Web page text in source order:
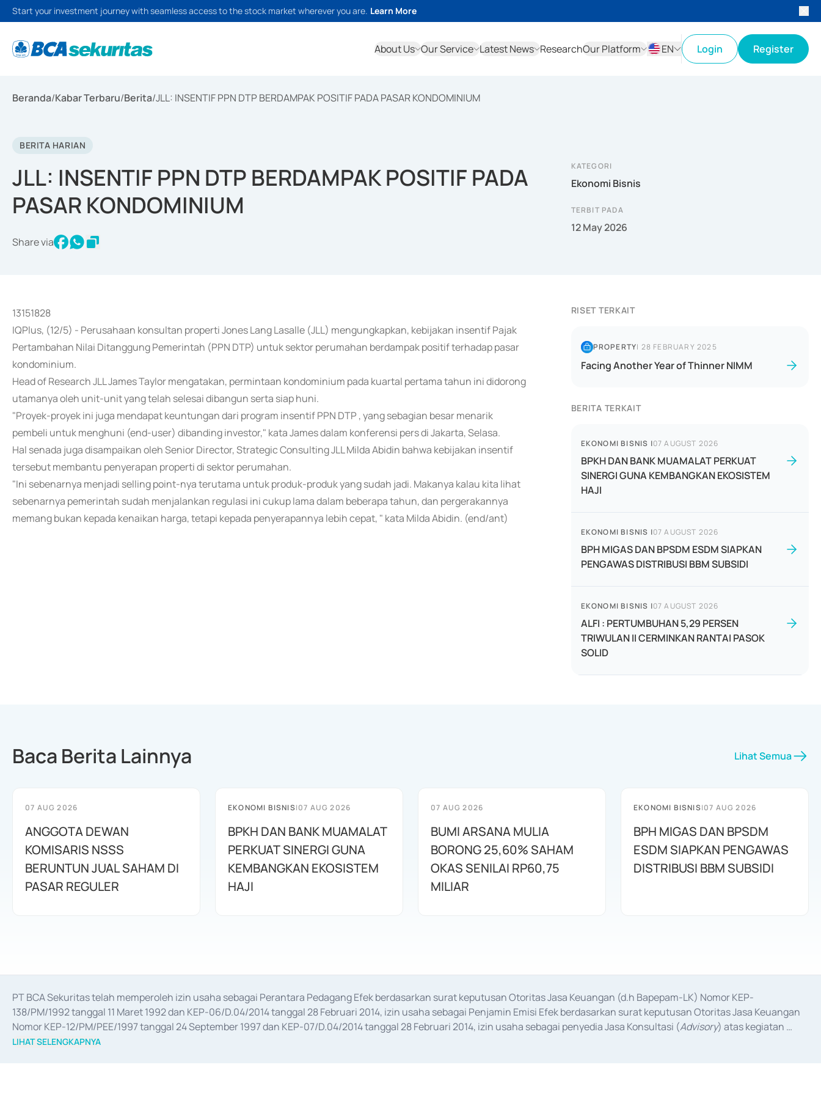
Start your investment journey with seamless access to the stock market wherever you are. Learn More
About Us Our Service Latest News ResearchOur Platform
EN
Login Register
Beranda/Kabar Terbaru/Berita/JLL: INSENTIF PPN DTP BERDAMPAK POSITIF PADA PASAR KONDOMINIUM
BERITA HARIAN
JLL: INSENTIF PPN DTP BERDAMPAK POSITIF PADA
PASAR KONDOMINIUM
Share via
KATEGORI
Ekonomi Bisnis
TERBIT PADA
12 May 2026
13151828
IQPlus, (12/5) - Perusahaan konsultan properti Jones Lang Lasalle (JLL) mengungkapkan, kebijakan insentif Pajak
Pertambahan Nilai Ditanggung Pemerintah (PPN DTP) untuk sektor perumahan berdampak positif terhadap pasar
kondominium.
Head of Research JLL James Taylor mengatakan, permintaan kondominium pada kuartal pertama tahun ini didorong
utamanya oleh unit-unit yang telah selesai dibangun serta siap huni.
"Proyek-proyek ini juga mendapat keuntungan dari program insentif PPN DTP , yang sebagian besar menarik
pembeli untuk menghuni (end-user) dibanding investor," kata James dalam konferensi pers di Jakarta, Selasa.
Hal senada juga disampaikan oleh Senior Director, Strategic Consulting JLL Milda Abidin bahwa kebijakan insentif
tersebut membantu penyerapan properti di sektor perumahan.
"Ini sebenarnya menjadi selling point-nya terutama untuk produk-produk yang sudah jadi. Makanya kalau kita lihat
sebenarnya pemerintah sudah menjalankan regulasi ini cukup lama dalam beberapa tahun, dan pergerakannya
memang bukan kepada kenaikan harga, tetapi kepada penyerapannya lebih cepat, " kata Milda Abidin. (end/ant)
RISET TERKAIT
PROPERTY| 28 FEBRUARY 2025
Facing Another Year of Thinner NIMM
BERITA TERKAIT
EKONOMI BISNIS |07 AUGUST 2026
BPKH DAN BANK MUAMALAT PERKUAT
SINERGI GUNA KEMBANGKAN EKOSISTEM
HAJI
EKONOMI BISNIS |07 AUGUST 2026
BPH MIGAS DAN BPSDM ESDM SIAPKAN
PENGAWAS DISTRIBUSI BBM SUBSIDI
EKONOMI BISNIS |07 AUGUST 2026
ALFI : PERTUMBUHAN 5,29 PERSEN
TRIWULAN II CERMINKAN RANTAI PASOK
SOLID
Baca Berita Lainnya Lihat Semua
07 AUG 2026
ANGGOTA DEWAN
KOMISARIS NSSS
BERUNTUN JUAL SAHAM DI
PASAR REGULER
EKONOMI BISNIS|07 AUG 2026
BPKH DAN BANK MUAMALAT
PERKUAT SINERGI GUNA
KEMBANGKAN EKOSISTEM
HAJI
07 AUG 2026
BUMI ARSANA MULIA
BORONG 25,60% SAHAM
OKAS SENILAI RP60,75
MILIAR
EKONOMI BISNIS|07 AUG 2026
BPH MIGAS DAN BPSDM
ESDM SIAPKAN PENGAWAS
DISTRIBUSI BBM SUBSIDI
PT BCA Sekuritas telah memperoleh izin usaha sebagai Perantara Pedagang Efek berdasarkan surat keputusan Otoritas Jasa Keuangan (d.h Bapepam-LK) Nomor KEP-
138/PM/1992 tanggal 11 Maret 1992 dan KEP-06/D.04/2014 tanggal 28 Februari 2014, izin usaha sebagai Penjamin Emisi Efek berdasarkan surat keputusan Otoritas Jasa Keuangan
Nomor KEP-12/PM/PEE/1997 tanggal 24 September 1997 dan KEP-07/D.04/2014 tanggal 28 Februari 2014, izin usaha sebagai penyedia Jasa Konsultasi (Advisory) atas kegiatan
merger, akuisisi, divestasi, dan
LIHAT SELENGKAPNYA